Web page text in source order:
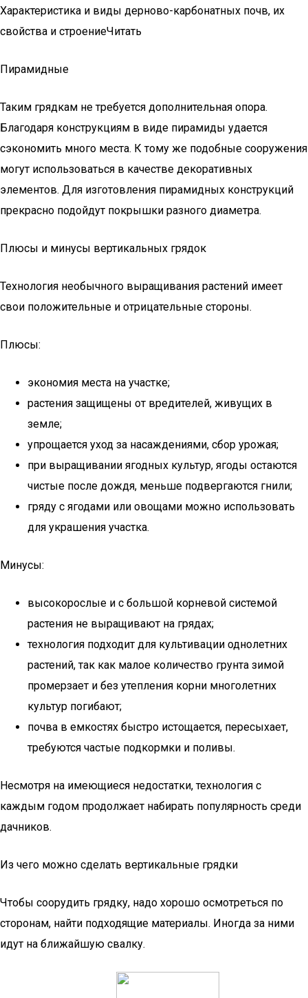
Характеристика и виды дерново-карбонатных почв, их
свойства и строениеЧитать
Пирамидные
Таким грядкам не требуется дополнительная опора.
Благодаря конструкциям в виде пирамиды удается
сэкономить много места. К тому же подобные сооружения
могут использоваться в качестве декоративных
элементов. Для изготовления пирамидных конструкций
прекрасно подойдут покрышки разного диаметра.
Плюсы и минусы вертикальных грядок
Технология необычного выращивания растений имеет
свои положительные и отрицательные стороны.
Плюсы:
экономия места на участке;
растения защищены от вредителей, живущих в
земле;
упрощается уход за насаждениями, сбор урожая;
при выращивании ягодных культур, ягоды остаются
чистые после дождя, меньше подвергаются гнили;
гряду с ягодами или овощами можно использовать
для украшения участка.
Минусы:
высокорослые и с большой корневой системой
растения не выращивают на грядах;
технология подходит для культивации однолетних
растений, так как малое количество грунта зимой
промерзает и без утепления корни многолетних
культур погибают;
почва в емкостях быстро истощается, пересыхает,
требуются частые подкормки и поливы.
Несмотря на имеющиеся недостатки, технология с
каждым годом продолжает набирать популярность среди
дачников.
Из чего можно сделать вертикальные грядки
Чтобы соорудить грядку, надо хорошо осмотреться по
сторонам, найти подходящие материалы. Иногда за ними
идут на ближайшую свалку.